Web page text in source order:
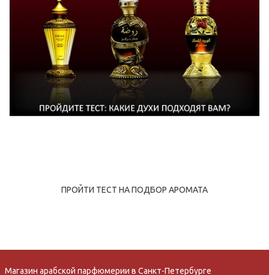
ПРОЙТИ ТЕСТ НА ПОДБОР АРОМАТА
Магазин арабской парфюмерии в Санкт-Петербурге